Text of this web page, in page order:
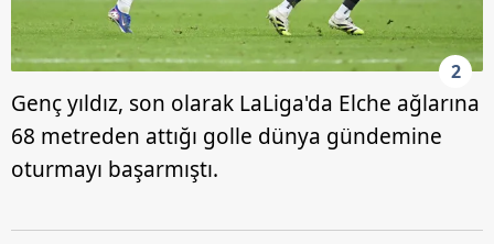
2
Genç yıldız, son olarak LaLiga'da Elche ağlarına
68 metreden attığı golle dünya gündemine
oturmayı başarmıştı.